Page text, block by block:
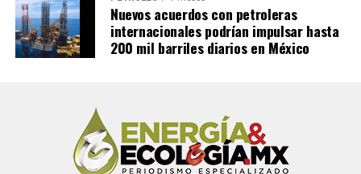
Nuevos acuerdos con petroleras
internacionales podrían impulsar hasta
200 mil barriles diarios en México